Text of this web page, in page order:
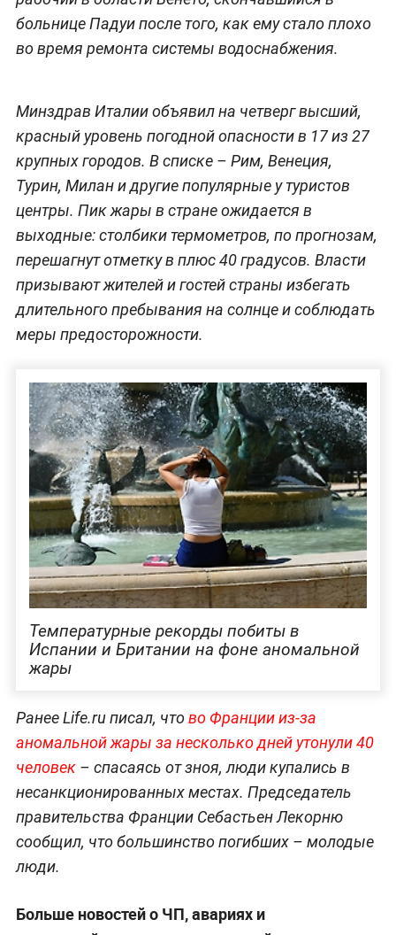
больнице Падуи после того, как ему стало плохо
во время ремонта системы водоснабжения.
Минздрав Италии объявил на четверг высший,
красный уровень погодной опасности в 17 из 27
крупных городов. В списке – Рим, Венеция,
Турин, Милан и другие популярные у туристов
центры. Пик жары в стране ожидается в
выходные: столбики термометров, по прогнозам,
перешагнут отметку в плюс 40 градусов. Власти
призывают жителей и гостей страны избегать
длительного пребывания на солнце и соблюдать
меры предосторожности.
Температурные рекорды побиты в
Испании и Британии на фоне аномальной
жары
Ранее Life.ru писал, чтово Франции из-за
аномальной жары за несколько дней утонули 40
человек– спасаясь от зноя, люди купались в
несанкционированных местах. Председатель
правительства Франции Себастьен Лекорню
сообщил, что большинство погибших – молодые
люди.
Больше новостей о ЧП, авариях и